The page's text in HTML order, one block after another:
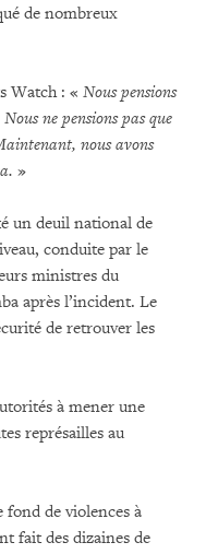
de nombreux
Watch : « Nous pensions
Nous ne pensions pas que
nous avons
»
un deuil national de
conduite par le
ministres du
après l’incident. Le
de retrouver les
à mener une
représailles au
fond de violences à
fait des dizaines de